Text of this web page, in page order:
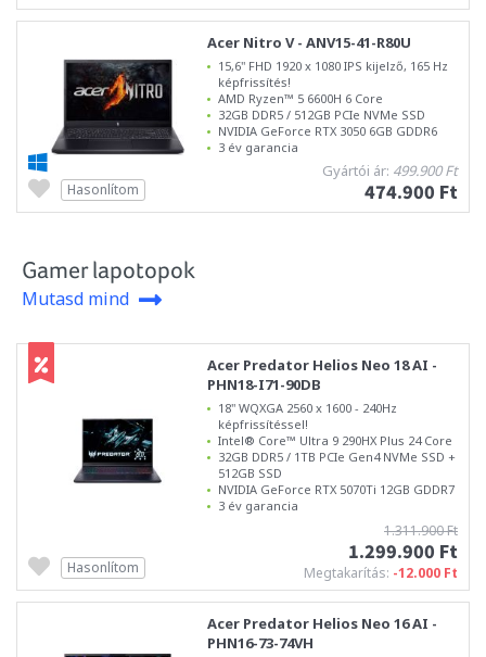
Acer Nitro V - ANV15-41-R80U
15,6" FHD 1920 x 1080 IPS kijelző, 165 Hz
képfrissítés!
AMD Ryzen™ 5 6600H 6 Core
32GB DDR5 / 512GB PCIe NVMe SSD
NVIDIA GeForce RTX 3050 6GB GDDR6
3 év garancia
Gyártói ár: 499.900 Ft
474.900 Ft
Hasonlítom
Gamer lapotopok
Mutasd mind
Acer Predator Helios Neo 18 AI -
PHN18-I71-90DB
18" WQXGA 2560 x 1600 - 240Hz
képfrissítéssel!
Intel® Core™ Ultra 9 290HX Plus 24 Core
32GB DDR5 / 1TB PCIe Gen4 NVMe SSD +
512GB SSD
NVIDIA GeForce RTX 5070Ti 12GB GDDR7
3 év garancia
1.311.900 Ft
1.299.900 Ft
Megtakarítás: -12.000 Ft
Hasonlítom
Acer Predator Helios Neo 16 AI -
PHN16-73-74VH